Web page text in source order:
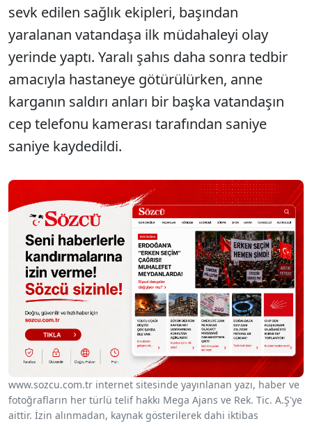
sevk edilen sağlık ekipleri, başından
yaralanan vatandaşa ilk müdahaleyi olay
yerinde yaptı. Yaralı şahıs daha sonra tedbir
amacıyla hastaneye götürülürken, anne
karganın saldırı anları bir başka vatandaşın
cep telefonu kamerası tarafından saniye
saniye kaydedildi.
www.sozcu.com.tr internet sitesinde yayınlanan yazı, haber ve
fotoğrafların her türlü telif hakkı Mega Ajans ve Rek. Tic. A.Ş'ye
aittir. İzin alınmadan, kaynak gösterilerek dahi iktibas